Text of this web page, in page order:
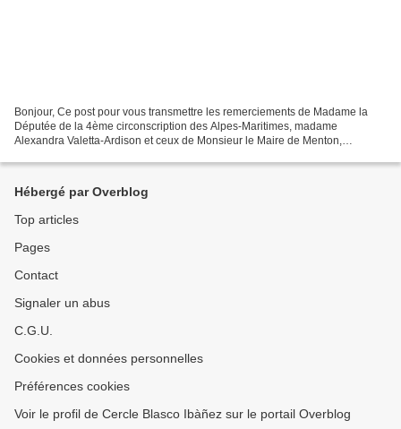
Bonjour, Ce post pour vous transmettre les remerciements de Madame la
Députée de la 4ème circonscription des Alpes-Maritimes, madame
Alexandra Valetta-Ardison et ceux de Monsieur le Maire de Menton,
Hébergé par Overblog
Top articles
Pages
Contact
Signaler un abus
C.G.U.
Cookies et données personnelles
Préférences cookies
Voir le profil de Cercle Blasco Ibàñez sur le portail Overblog